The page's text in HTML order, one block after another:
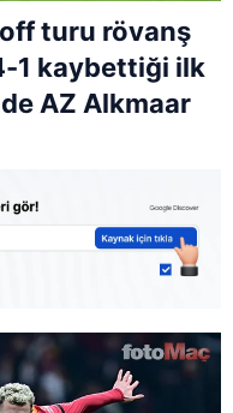
turu rövanş
1 kaybettiği ilk
AZ Alkmaar